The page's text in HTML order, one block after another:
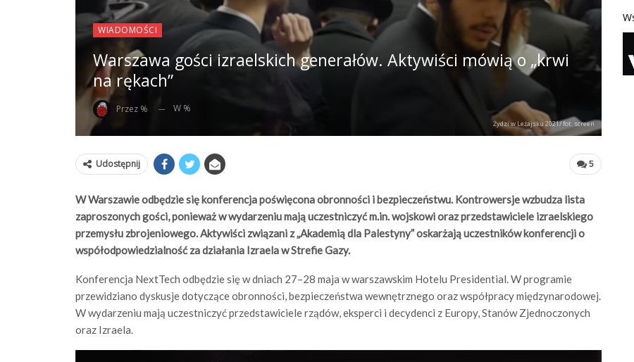
WIADOMOŚCI
Warszawa gości izraelskich generałów. Aktywiści mówią o „krwi
na rękach”
Przez % W %
Żydzi w Leżajsku 2021/ fot. screen
5
Udostępnij
W Warszawie odbędzie się konferencja poświęcona obronności i bezpieczeństwu. Kontrowersje wzbudza lista
zaproszonych gości, ponieważ w wydarzeniu mają uczestniczyć m.in. wojskowi oraz przedstawiciele izraelskiego
przemysłu zbrojeniowego. Aktywiści związani z „Akademią dla Palestyny” oskarżają uczestników konferencji o
współodpowiedzialność za działania Izraela w Strefie Gazy.
Konferencja NextTech odbędzie się w dniach 27–28 maja w warszawskim Hotelu Presidential. W programie
przewidziano dyskusje dotyczące obronności, bezpieczeństwa wewnętrznego oraz współpracy międzynarodowej.
W wydarzeniu mają uczestniczyć przedstawiciele rządów, eksperci i decydenci z Europy, Stanów Zjednoczonych
oraz Izraela.